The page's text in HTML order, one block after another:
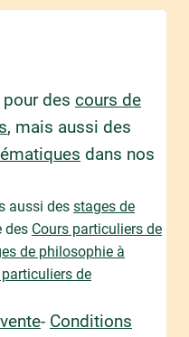
des cours de
, mais aussi des
dans nos
aussi des stages de
des Cours particuliers de
de philosophie à
de
- Conditions